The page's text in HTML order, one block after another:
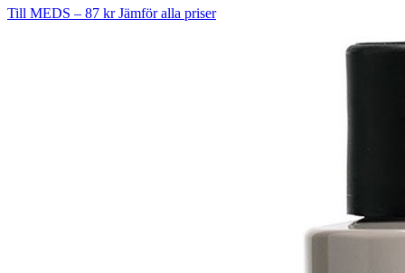
Till MEDS – 87 krJämför alla priser